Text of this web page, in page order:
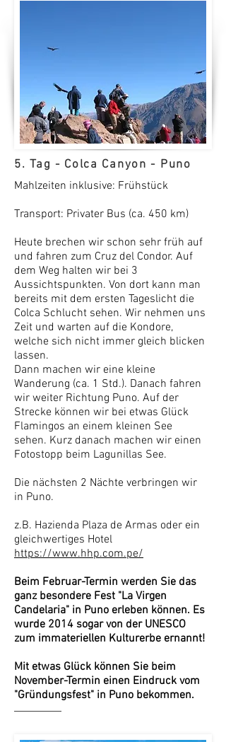
5. Tag - Colca Canyon - Puno
Mahlzeiten inklusive: Frühstück
Transport: Privater Bus (ca. 450 km)
Heute brechen wir schon sehr früh auf
und fahren zum Cruz del Condor. Auf
dem Weg halten wir bei 3
Aussichtspunkten. Von dort kann man
bereits mit dem ersten Tageslicht die
Colca Schlucht sehen. Wir nehmen uns
Zeit und warten auf die Kondore,
welche sich nicht immer gleich blicken
lassen.
Dann machen wir eine kleine
Wanderung (ca. 1 Std.). Danach fahren
wir weiter Richtung Puno. Auf der
Strecke können wir bei etwas Glück
Flamingos an einem kleinen See
sehen. Kurz danach machen wir einen
Fotostopp beim Lagunillas See.
​Die nächsten 2 Nächte verbringen wir
in Puno.
z.B. Hazienda Plaza de Armas oder ein
gleichwertiges Hotel
https://www.hhp.com.pe/
Beim Februar-Termin werden Sie das
ganz besondere Fest "La Virgen
Candelaria" in Puno erleben können. Es
wurde 2014 sogar von der UNESCO
zum immateriellen Kulturerbe ernannt!
Mit etwas Glück können Sie beim
November-Termin einen Eindruck vom
"Gründungsfest" in Puno bekommen.